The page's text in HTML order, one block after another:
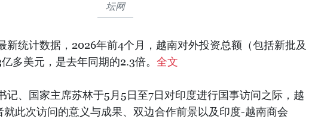
坛网
新统计数据，2026年前4个月，越南对外投资总额（包括新批及
多美元，是去年同期的2.3倍。 全文
记、国家主席苏林于5月5日至7日对印度进行国事访问之际，越
就此次访问的意义与成果、双边合作前景以及印度-越南商会